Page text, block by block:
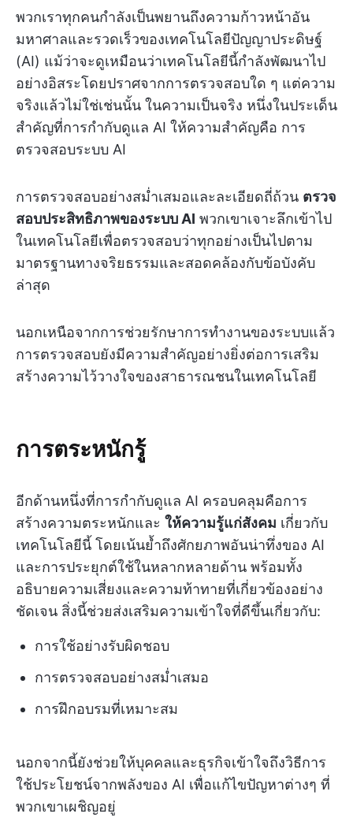
พวกเราทุกคนกำลังเป็นพยานถึงความก้าวหน้าอัน
มหาศาลและรวดเร็วของเทคโนโลยีปัญญาประดิษฐ์
(AI) แม้ว่าจะดูเหมือนว่าเทคโนโลยีนี้กำลังพัฒนาไป
อย่างอิสระโดยปราศจากการตรวจสอบใด ๆ แต่ความ
จริงแล้วไม่ใช่เช่นนั้น ในความเป็นจริง หนึ่งในประเด็น
สำคัญที่การกำกับดูแล AI ให้ความสำคัญคือ การ
ตรวจสอบระบบ AI
การตรวจสอบอย่างสม่ำเสมอและละเอียดถี่ถ้วน ตรวจ
สอบประสิทธิภาพของระบบ AI พวกเขาเจาะลึกเข้าไป
ในเทคโนโลยีเพื่อตรวจสอบว่าทุกอย่างเป็นไปตาม
มาตรฐานทางจริยธรรมและสอดคล้องกับข้อบังคับ
ล่าสุด
นอกเหนือจากการช่วยรักษาการทำงานของระบบแล้ว
การตรวจสอบยังมีความสำคัญอย่างยิ่งต่อการเสริม
สร้างความไว้วางใจของสาธารณชนในเทคโนโลยี
การตระหนักรู้
อีกด้านหนึ่งที่การกำกับดูแล AI ครอบคลุมคือการ
สร้างความตระหนักและ ให้ความรู้แก่สังคม เกี่ยวกับ
เทคโนโลยีนี้ โดยเน้นย้ำถึงศักยภาพอันน่าทึ่งของ AI
และการประยุกต์ใช้ในหลากหลายด้าน พร้อมทั้ง
อธิบายความเสี่ยงและความท้าทายที่เกี่ยวข้องอย่าง
ชัดเจน สิ่งนี้ช่วยส่งเสริมความเข้าใจที่ดีขึ้นเกี่ยวกับ:
การใช้อย่างรับผิดชอบ
การตรวจสอบอย่างสม่ำเสมอ
การฝึกอบรมที่เหมาะสม
นอกจากนี้ยังช่วยให้บุคคลและธุรกิจเข้าใจถึงวิธีการ
ใช้ประโยชน์จากพลังของ AI เพื่อแก้ไขปัญหาต่างๆ ที่
พวกเขาเผชิญอยู่